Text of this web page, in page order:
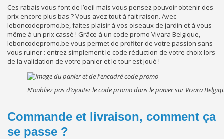
Ces rabais vous font de l’oeil mais vous pensez pouvoir obtenir des
prix encore plus bas ? Vous avez tout à fait raison. Avec
leboncodepromo.be, faites plaisir à vos oiseaux de jardin et à vous-
même à un prix cassé ! Grâce à un code promo Vivara Belgique,
leboncodepromo.be vous permet de profiter de votre passion sans
vous ruiner : entrez simplement le code réduction de votre choix lors
de la validation de votre panier et le tour est joué !
N’oubliez pas d’ajouter le code promo dans le panier sur Vivara
Commande et livraison, comment ça
se passe ?